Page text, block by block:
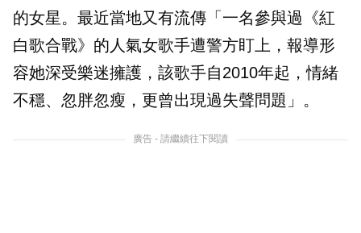
的女星。最近當地又有流傳「一名參與過《紅
白歌合戰》的人氣女歌手遭警方盯上，報導形
容她深受樂迷擁護，該歌手自2010年起，情緒
不穩、忽胖忽瘦，更曾出現過失聲問題」。
廣告 - 請繼續往下閱讀